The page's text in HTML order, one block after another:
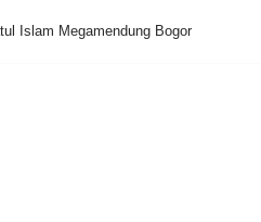
Islam Megamendung Bogor